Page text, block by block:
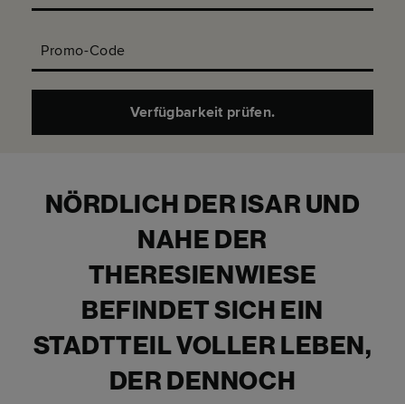
Promo-Code
Verfügbarkeit prüfen.
NÖRDLICH DER ISAR UND
NAHE DER
THERESIENWIESE
BEFINDET SICH EIN
STADTTEIL VOLLER LEBEN,
DER DENNOCH